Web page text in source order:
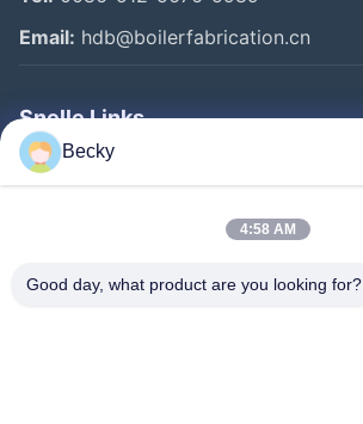
Email: hdb@boilerfabrication.cn
Snelle Links
Huis
Fabrieksreis
Becky
4:58 AM
Good day, what product are you looking for?